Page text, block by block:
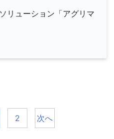
リューション「アグリマ
2 次へ